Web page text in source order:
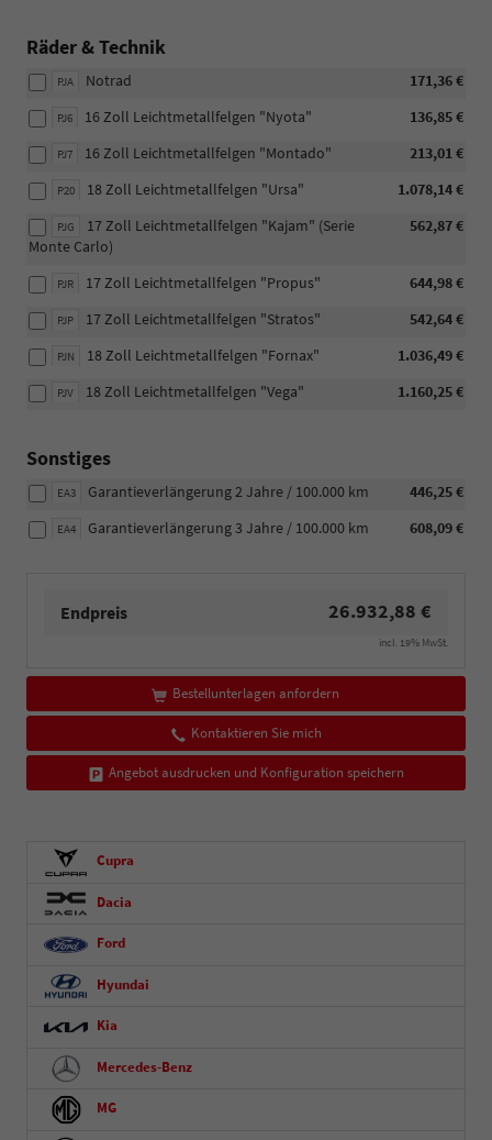
Räder & Technik
PJA 171,36 €
Notrad
PJ6 136,85 €
16 Zoll Leichtmetallfelgen "Nyota"
PJ7 213,01 €
16 Zoll Leichtmetallfelgen "Montado"
P20 1.078,14 €
18 Zoll Leichtmetallfelgen "Ursa"
PJG 562,87 €
17 Zoll Leichtmetallfelgen "Kajam" (Serie
Monte Carlo)
PJR 644,98 €
17 Zoll Leichtmetallfelgen "Propus"
PJP 542,64 €
17 Zoll Leichtmetallfelgen "Stratos"
PJN 1.036,49 €
18 Zoll Leichtmetallfelgen "Fornax"
PJV 1.160,25 €
18 Zoll Leichtmetallfelgen "Vega"
Sonstiges
EA3 446,25 €
Garantieverlängerung 2 Jahre / 100.000 km
EA4 608,09 €
Garantieverlängerung 3 Jahre / 100.000 km
Endpreis 26.932,88 €
incl. 19% MwSt.
Bestellunterlagen anfordern
Kontaktieren Sie mich
Angebot ausdrucken und Konfiguration speichern
Cupra
Dacia
Ford
Hyundai
Kia
Mercedes-Benz
MG